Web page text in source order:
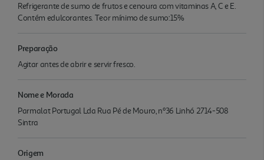
Refrigerante de sumo de frutos e cenoura com vitaminas A, C e E.
Contém edulcorantes. Teor mínimo de sumo:15%
Preparação
Agitar antes de abrir e servir fresco.
Nome e Morada
Parmalat Portugal Lda Rua Pé de Mouro, nº36 Linhó 2714-508
Sintra
Origem